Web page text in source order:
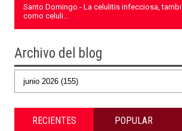
Santo Domingo.- La celulitis infecciosa,
como celuli...
Archivo del blog
RECIENTES POPULAR